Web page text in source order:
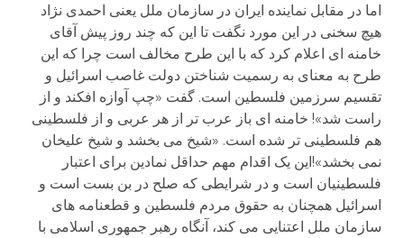
اما در مقابل نماینده ایران در سازمان ملل یعنی احمدی نژاد
هیچ سخنی در این مورد نگفت تا این که چند روز پیش آقای
خامنه ای اعلام کرد که با این طرح مخالف است چرا که این
طرح به معنای به رسمیت شناختن دولت غاصب اسرائیل و
تقسیم سرزمین فلسطین است. گفت «چپ آوازه افکند و از
راست شد»! خامنه ای باز عرب تر از هر عربی و از فلسطینی
هم فلسطینی تر شده است. «شیخ می بخشد و شیخ علیخان
نمی بخشد»!این یک اقدام مهم حداقل نمادین برای اعتبار
فلسطینیان است و در شرایطی که صلح در بن بست است و
اسرائیل همچنان به حقوق مردم فلسطین و قطعنامه های
سازمان ملل اعتنایی می کند، آنگاه رهبر جمهوری اسلامی با